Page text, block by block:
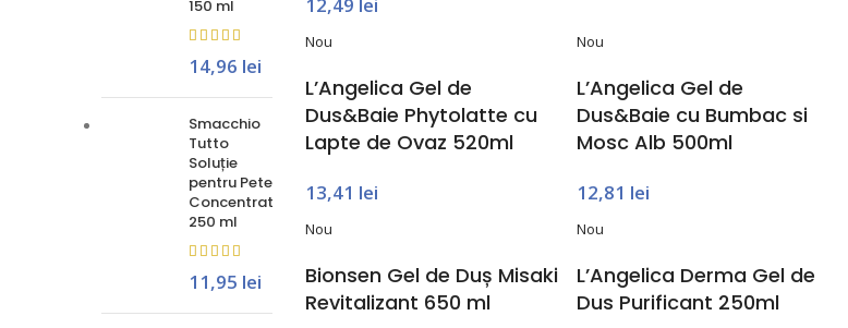
150 ml
14,96 lei
Smacchio
Tutto
Soluție
pentru Pete
Concentrat
250 ml
11,95 lei
Nou
L’Angelica Gel de
Dus&Baie Phytolatte cu
Lapte de Ovaz 520ml
13,41 lei
Nou
L’Angelica Gel de
Dus&Baie cu Bumbac si
Mosc Alb 500ml
12,81 lei
Nou
Bionsen Gel de Duș Misaki
Revitalizant 650 ml
Nou
L’Angelica Derma Gel de
Dus Purificant 250ml